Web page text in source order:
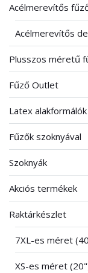
Acélmerevítős
Acélmerevítős
Plusszos méretű
Fűző Outlet
Latex alakformálók
Fűzők szoknyával
Szoknyák
Akciós termékek
Raktárkészlet
7XL-es méret
XS-es méret